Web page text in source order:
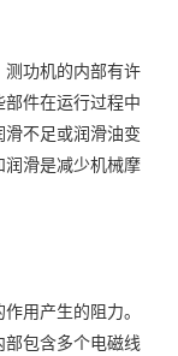
测功机的内部有许
件在运行过程中
不足或润滑油变
润滑是减少机械摩
用产生的阻力。
部包含多个电磁线